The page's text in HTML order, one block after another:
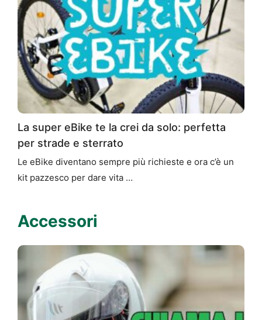
La super eBike te la crei da solo: perfetta
per strade e sterrato
Le eBike diventano sempre più richieste e ora c’è un
kit pazzesco per dare vita …
Accessori